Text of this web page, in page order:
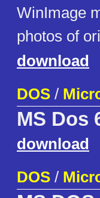
WinImage
photos of
download
DOS /
MS Dos
download
DOS /